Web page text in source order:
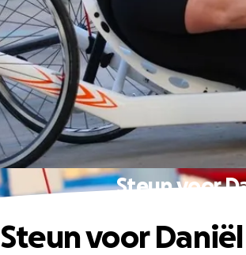
Steun voor
Steun voor